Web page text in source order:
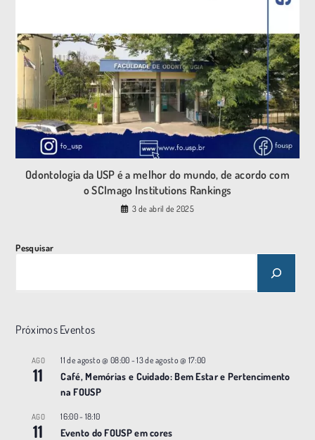
Odontologia da USP é a melhor do mundo, de acordo com
o SCImago Institutions Rankings
3 de abril de 2025
Pesquisar
Próximos Eventos
AGO
11
11 de agosto @ 08:00 -13 de agosto @ 17:00
Café, Memórias e Cuidado: Bem Estar e Pertencimento
na FOUSP
AGO
11
16:00- 18:10
Evento do FOUSP em cores